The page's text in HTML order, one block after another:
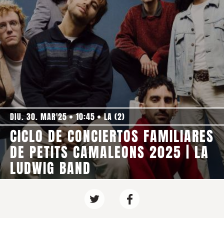
DIU. 30. MAR'25 10:45 LA (2)
CICLO DE CONCIERTOS FAMILIARES
DE PETITS CAMALEONS 2025 | LA
LUDWIG BAND